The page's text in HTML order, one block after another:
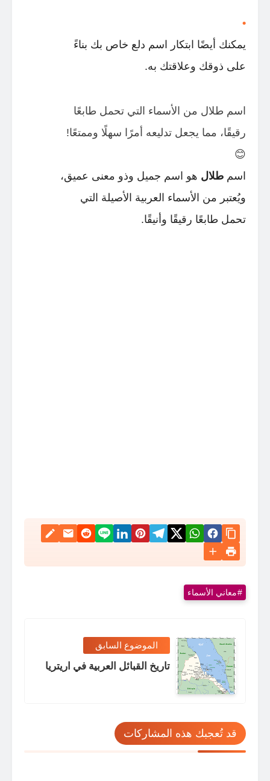
يمكنك أيضًا ابتكار اسم دلع خاص بك بناءً
على ذوقك وعلاقتك به.
اسم طلال من الأسماء التي تحمل طابعًا
رقيقًا، مما يجعل تدليعه أمرًا سهلًا وممتعًا!
😊
اسم طلال هو اسم جميل وذو معنى عميق،
ويُعتبر من الأسماء العربية الأصيلة التي
تحمل طابعًا رقيقًا وأنيقًا.
معاني الأسماء
الموضوع السابق
تاريخ القبائل العربية في اريتريا
قد تُعجبك هذه المشاركات